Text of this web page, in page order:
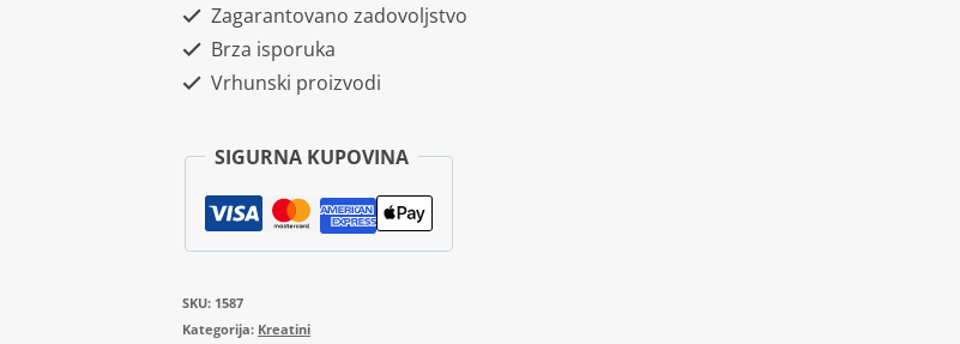
Micronized
1000g
Zagarantovano zadovoljstvo
Brza isporuka
Vrhunski proizvodi
SIGURNA KUPOVINA
SKU: 1587
Kategorija: Kreatini